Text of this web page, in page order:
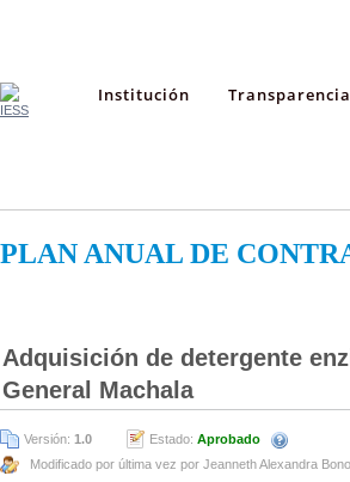
Institución Transparencia
PLAN ANUAL DE
Adquisición de detergente
General Machala
Versión: 1.0 Estado: Aprobado
Modificado por última vez por Jeanneth Alexandra